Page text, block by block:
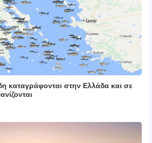
καταγράφονται στην Ελλάδα και σε